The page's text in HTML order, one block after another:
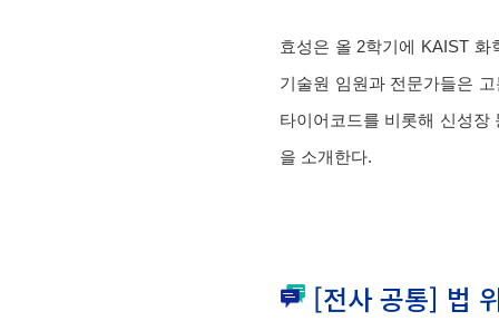
효성은 올 2학기에 KAIST 화
기술원 임원과 전문가들은
타이어코드를 비롯해 신성장
을 소개한다.
[전사 공통] 법